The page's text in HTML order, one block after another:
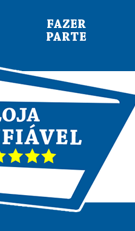
FAZER
PARTE